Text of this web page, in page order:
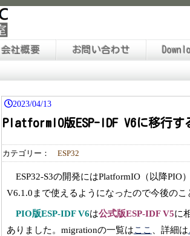
会社概要 お問い合わせ
2023/04/13
PlatformIO版ESP-IDF V6に移行す
カテゴリー：ESP32
ESP32-S3の開発にはPlatformIO（以降PIO
V6.1.0まで使えるようになったので今後のこ
PIO版ESP-IDF V6は公式版ESP-IDF V5に
ありました。migrationの一覧はここ 、詳細は